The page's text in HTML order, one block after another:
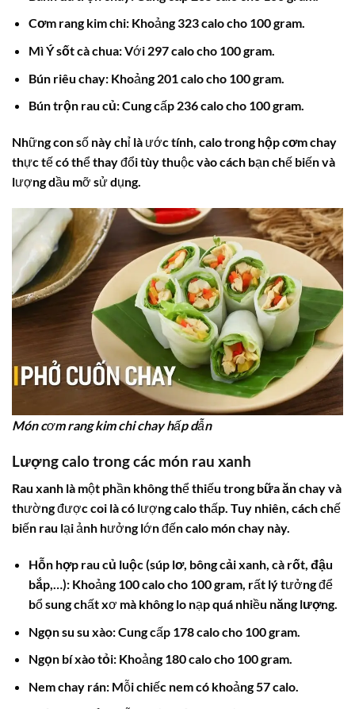
Cơm rang kim chi:Khoảng 323 calo cho 100 gram.
Mì Ý sốt cà chua:Với 297 calo cho 100 gram.
Bún riêu chay:Khoảng 201 calo cho 100 gram.
Bún trộn rau củ:Cung cấp 236 calo cho 100 gram.
Những con số này chỉ là ước tính, calo trong hộp cơm chay
thực tế có thể thay đổi tùy thuộc vào cách bạn chế biến và
lượng dầu mỡ sử dụng.
Món cơm rang kim chi chay hấp dẫn
Lượngcalo trong các món rau xanh
Rau xanh là một phần không thể thiếu trongbữa ăn chayvà
thường được coi là có lượng calo thấp. Tuy nhiên, cách chế
biến rau lại ảnh hưởng lớn đếncalo món chay này.
Hỗn hợp rau củ luộc (súp lơ, bông cải xanh, cà rốt, đậu
bắp,…):Khoảng 100 calo cho 100 gram, rất lý tưởng để
bổ sung chất xơ mà không lo nạp quá nhiều năng lượng.
Ngọn su su xào:Cung cấp 178 calo cho 100 gram.
Ngọn bí xào tỏi:Khoảng 180 calo cho 100 gram.
Nem chay rán:Mỗi chiếc nem có khoảng 57 calo.